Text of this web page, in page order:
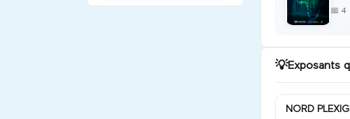
📅 4
💡Exposants
NORD